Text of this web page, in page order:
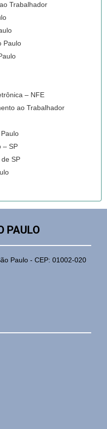
Trabalhador
Paulo
– NFE
ao Trabalhador
– SP
SP
PAULO
Paulo - CEP: 01002-020